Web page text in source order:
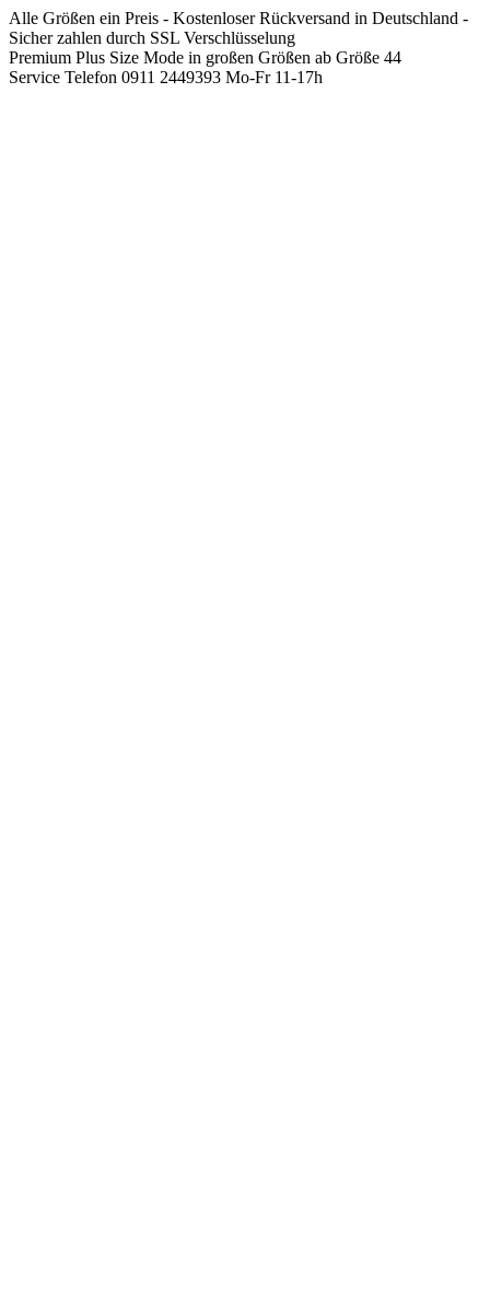
Springen
Sie
zum
Inhalt
Alle Größen ein Preis - Kostenloser Rückversand in Deutschland -
Sicher zahlen durch SSL Verschlüsselung
Premium Plus Size Mode in großen Größen ab Größe 44
Service Telefon 0911 2449393 Mo-Fr 11-17h